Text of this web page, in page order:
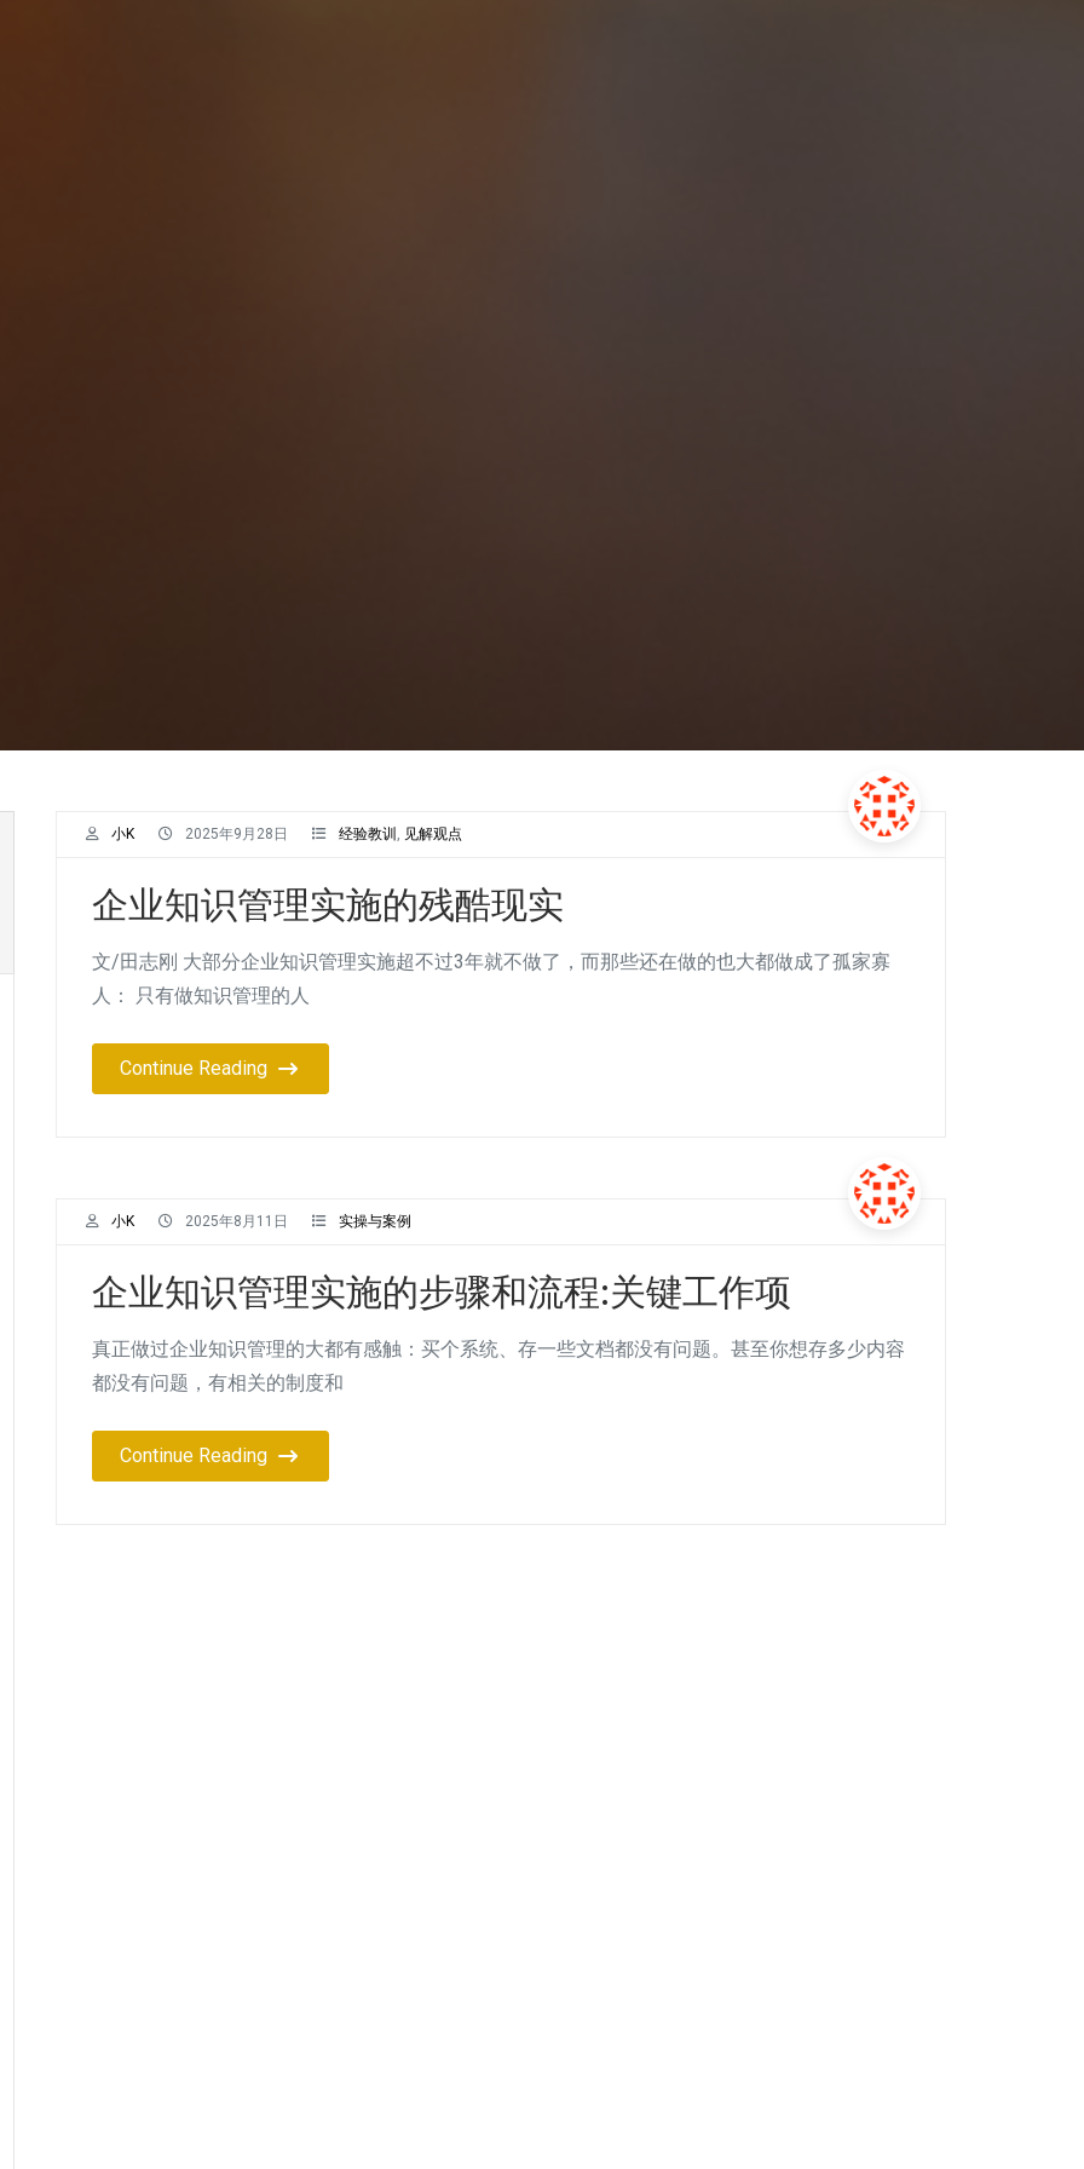
小K 2025年9月28日 经验教训 见解观点
企业知识管理实施的残酷现实
文/田志刚 大部分企业知识管理实施超不过3年就不做了，而那些还在做的也大都做成了孤家寡
人： 只有做知识管理的人
Continue Reading
小K 2025年8月11日 实操与案例
企业知识管理实施的步骤和流程:关键工作项
真正做过企业知识管理的大都有感触：买个系统、存一些文档都没有问题。甚至你想存多少内容
都没有问题，有相关的制度和
Continue Reading